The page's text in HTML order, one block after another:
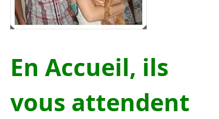
En Accueil, ils
vous attendent